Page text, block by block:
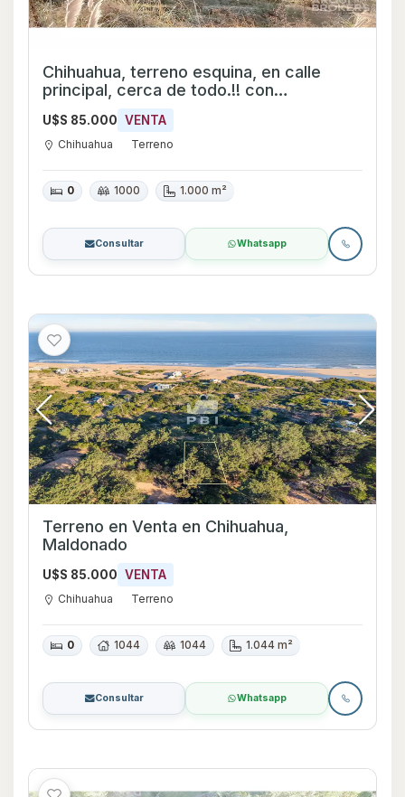
Chihuahua, terreno esquina, en calle
principal, cerca de todo.!! con
financiación.!
U$S 85.000 VENTA
Chihuahua Terreno
0 1000 1.000 m²
Consultar Whatsapp
Terreno en Venta en Chihuahua,
Maldonado
U$S 85.000 VENTA
Chihuahua Terreno
0 1044 1044 1.044 m²
Consultar Whatsapp